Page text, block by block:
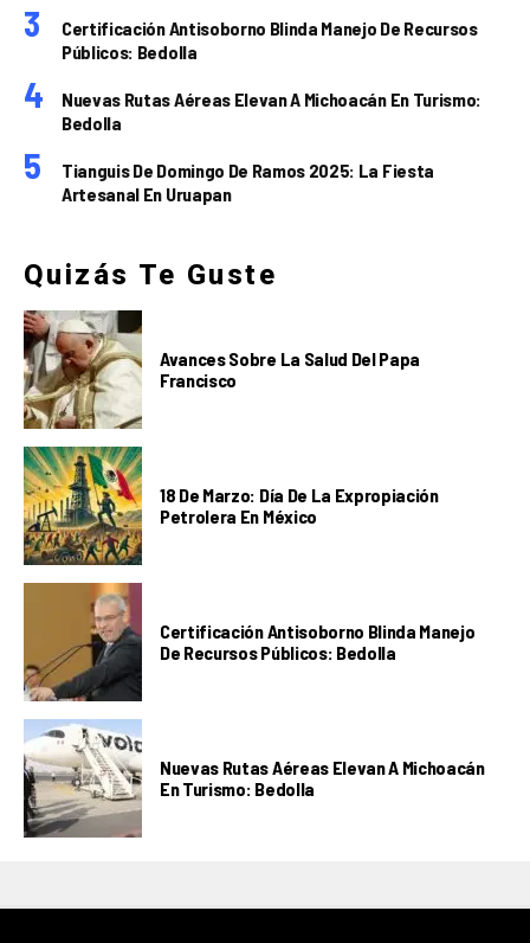
Certificación Antisoborno Blinda Manejo De Recursos
Públicos: Bedolla
Nuevas Rutas Aéreas Elevan A Michoacán En Turismo:
Bedolla
Tianguis De Domingo De Ramos 2025: La Fiesta
Artesanal En Uruapan
Quizás Te Guste
Avances Sobre La Salud Del Papa
Francisco
18 De Marzo: Día De La Expropiación
Petrolera En México
Certificación Antisoborno Blinda Manejo
De Recursos Públicos: Bedolla
Nuevas Rutas Aéreas Elevan A Michoacán
En Turismo: Bedolla